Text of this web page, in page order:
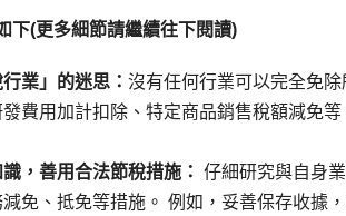
下(更多細節請繼續往下閱讀)
業」的迷思： 沒有任何行業可以完全免
費用加計扣除、特定商品銷售稅額減免
，善用合法節稅措施： 仔細研究與自身
免、抵免等措施。 例如，妥善保存收據